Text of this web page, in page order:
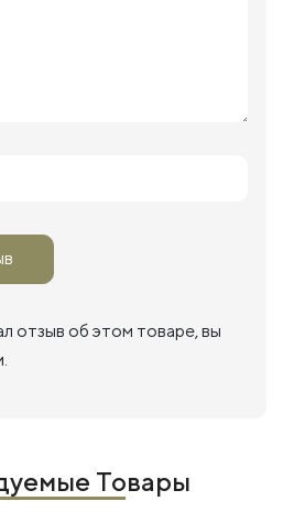
отзыв об этом товаре, вы
Товары